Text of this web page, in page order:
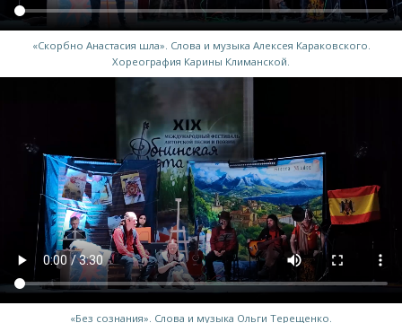
«Скорбно Анастасия шла». Слова и музыка Алексея Караковского.
Хореография Карины Климанской.
«Без сознания». Слова и музыка Ольги Терещенко.